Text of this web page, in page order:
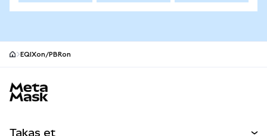
EQIXon/PBRon
Takas et